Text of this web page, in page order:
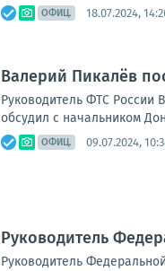
ОФИЦ. 18.07.2024,
Валерий Пикалёв
Руководитель ФТС России
обсудил с начальником
ОФИЦ. 09.07.2024,
Руководитель
Руководитель